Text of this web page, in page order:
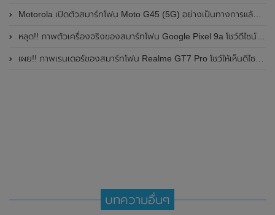
Motorola เปิดตัวสมาร์ทโฟน Moto G45 (5G) อย่างเป็นทางการแล้วในอินเดีย
หลุด!! ภาพตัวเครื่องจริงของสมาร์ทโฟน Google Pixel 9a โชว์ดีไซน์ใหม่ กล้องหลังแบนราบ ไม่มีกรอบของกล้องแล้ว
เผย!! ภาพเรนเดอร์ของสมาร์ทโฟน Realme GT7 Pro โชว์ให้เห็นดีไซน์ใหม่ พร้อมเผยรายละเอียดสเปกที่สำคัญบางส่วน
บทความอื่นๆ